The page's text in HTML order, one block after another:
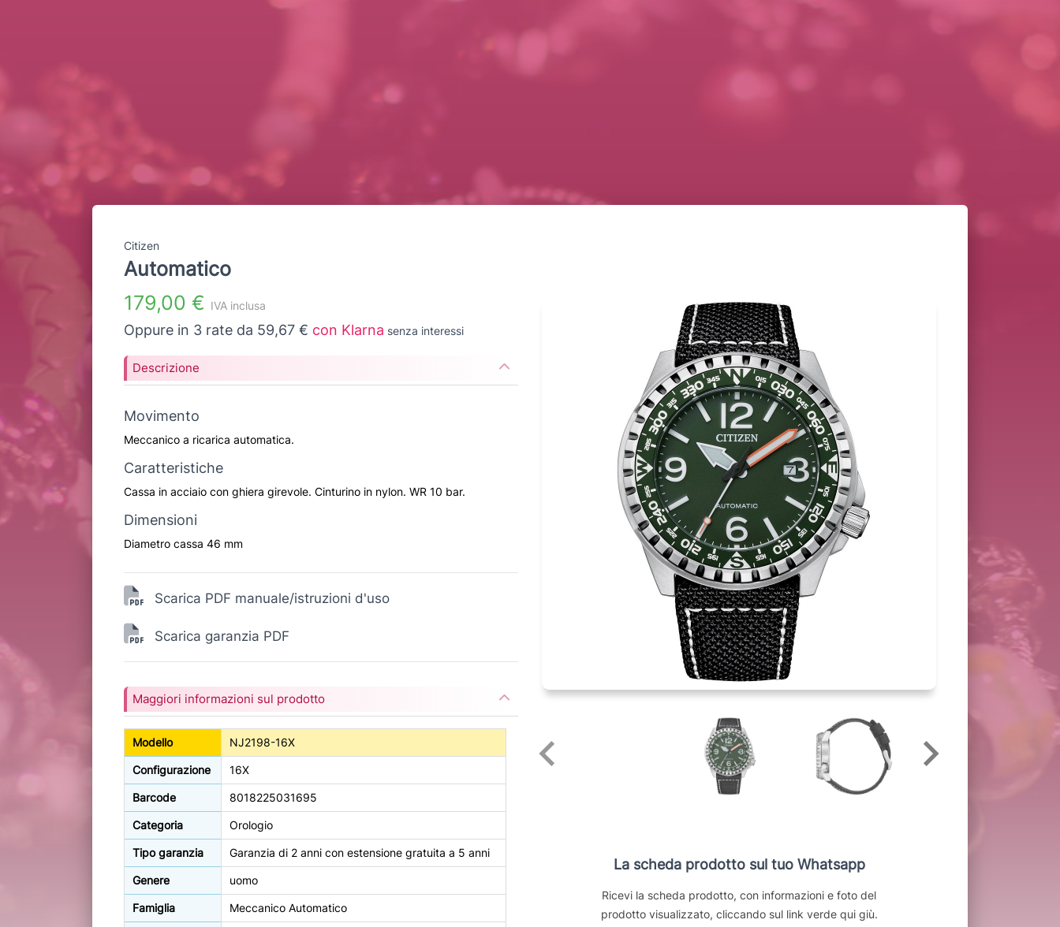
Citizen
Automatico
179,00 € IVA inclusa
Oppure in 3 rate da 59,67 € con Klarna senza interessi
Descrizione
Movimento
Meccanico a ricarica automatica.
Caratteristiche
Cassa in acciaio con ghiera girevole. Cinturino in nylon. WR 10 bar.
Dimensioni
Diametro cassa 46 mm
Scarica PDF manuale/istruzioni d'uso
Scarica garanzia PDF
Maggiori informazioni sul prodotto
Modello NJ2198-16X
Configurazione 16X
Barcode 8018225031695
Categoria Orologio
Tipo garanzia Garanzia di 2 anni con estensione gratuita a 5 anni
Genere uomo
Famiglia Meccanico Automatico
La scheda prodotto sul tuo Whatsapp
Ricevi la scheda prodotto, con informazioni e foto del
prodotto visualizzato, cliccando sul link verde qui giù.